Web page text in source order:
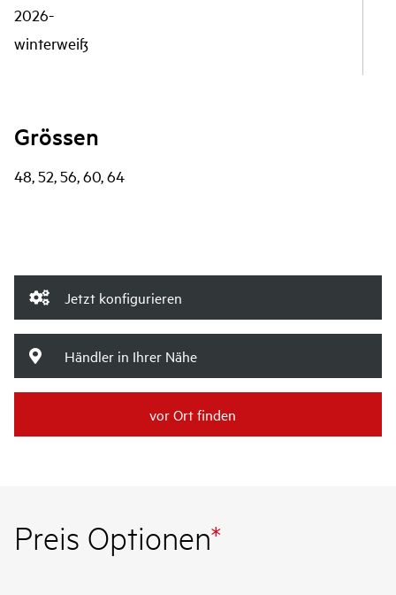
Grössen
48, 52, 56, 60, 64
Jetzt konfigurieren
Händler in Ihrer Nähe
vor Ort finden
Preis Optionen*